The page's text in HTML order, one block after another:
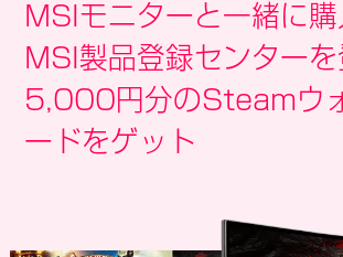
MSIモニターと一緒に購
MSI製品登録センター
5,000円分のSteamウ
ードをゲット